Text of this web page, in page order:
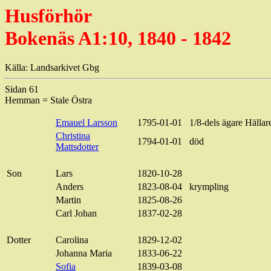
Husförhör
Bokenäs A1:10, 1840 - 1842
Källa: Landsarkivet Gbg
Sidan 61
Hemman = Stale Östra
Emauel Larsson 1795-01-01
1/8-dels ägare
Christina
Mattsdotter
1794-01-01 död
Son Lars
1820-10-28
Anders
1823-08-04
krympling
Martin
1825-08-26
Carl Johan
1837-02-28
Dotter Carolina
1829-12-02
Johanna Maria
1833-06-22
Sofia
1839-03-08